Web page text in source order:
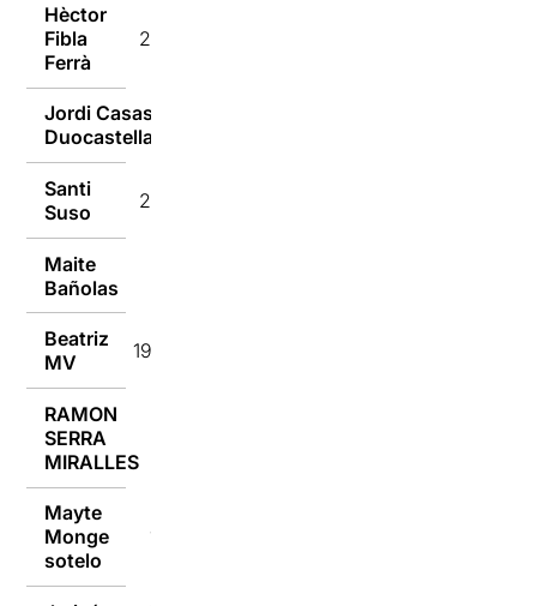
Hèctor
Fibla
Ferrà
20/05/2019
Jordi Casas
Duocastella
Santi
Suso
20/05/2019
Maite
Bañolas
Beatriz
MV
19/05/2019
RAMON
SERRA
MIRALLES
Mayte
Monge
sotelo
19/05/2019